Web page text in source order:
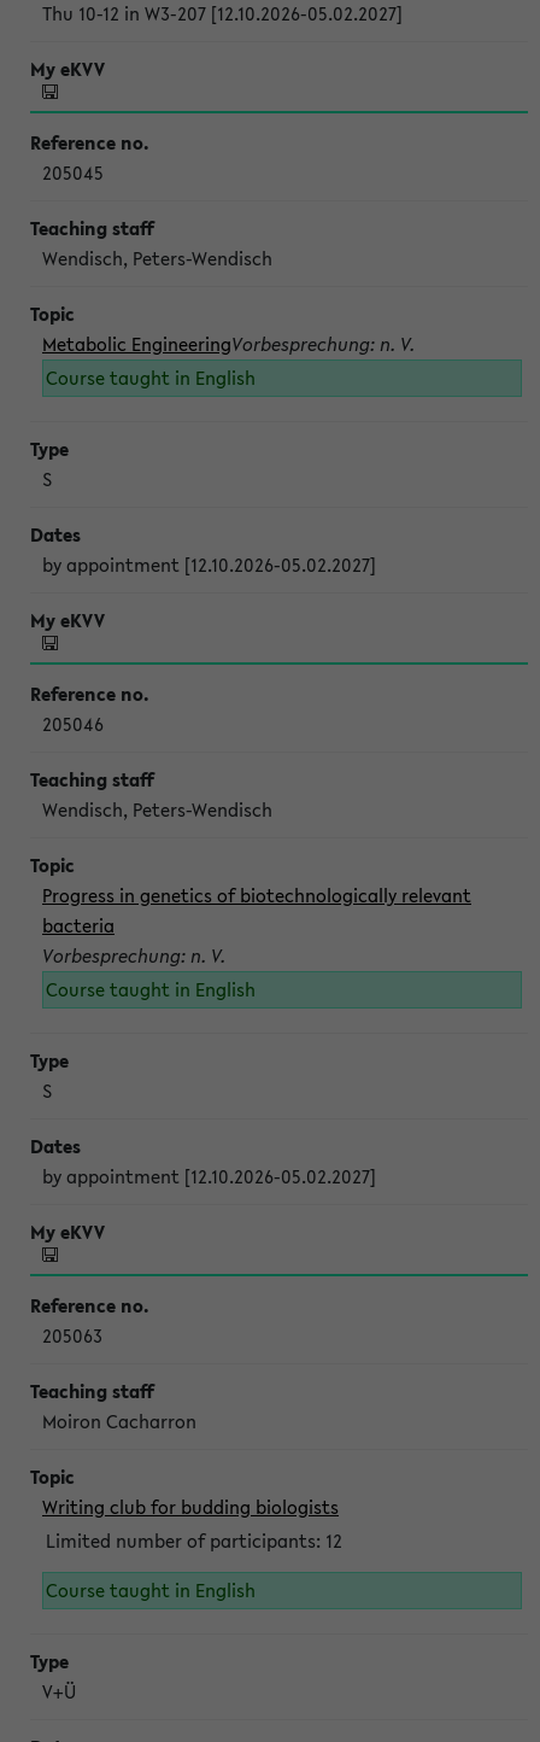
Thu 10-12 in W3-207 [12.10.2026-05.02.2027]
205045
Wendisch, Peters-Wendisch
Metabolic EngineeringVorbesprechung: n. V.
Course taught in English
S
by appointment [12.10.2026-05.02.2027]
205046
Wendisch, Peters-Wendisch
Progress in genetics of biotechnologically relevant
bacteria
Vorbesprechung: n. V.
Course taught in English
S
by appointment [12.10.2026-05.02.2027]
205063
Moiron Cacharron
Writing club for budding biologists
Limited number of participants: 12
Course taught in English
V+Ü